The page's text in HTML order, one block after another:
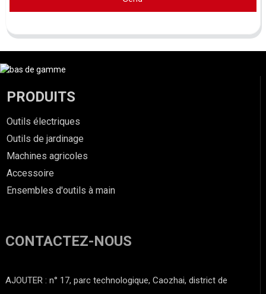
PRODUITS
Outils électriques
Outils de jardinage
Machines agricoles
Accessoire
Ensembles d'outils à main
CONTACTEZ-NOUS
AJOUTER : n° 17, parc technologique, Caozhai, district de